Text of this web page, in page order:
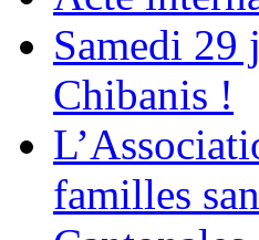
Samedi 29
Chibanis !
familles